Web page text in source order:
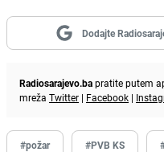
Dodajte
Radiosarajevo.bapratite putem
mreža Twitter | Facebook |
#požar #PVB KS